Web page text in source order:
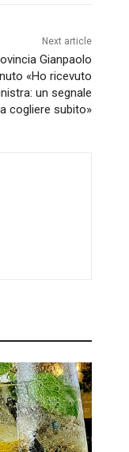
Next article
Gianpaolo
«Ho ricevuto
un segnale
cogliere subito»